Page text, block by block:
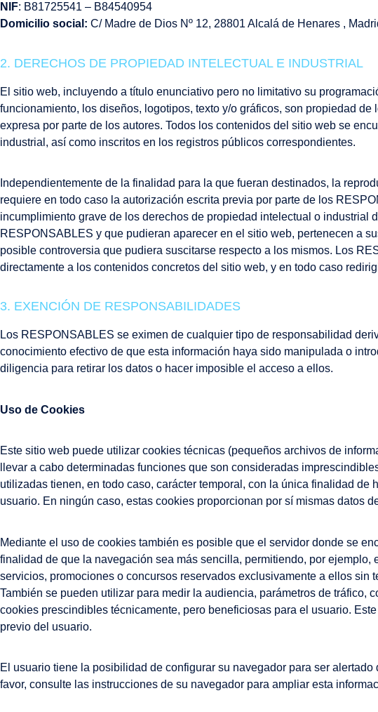
NIF: B81725541 – B84540954
Domicilio social: C/ Madre de Dios Nº 12, 28801 Alcalá de Henares ,
2. DERECHOS DE PROPIEDAD INTELECTUAL E INDUSTRIAL
El sitio web, incluyendo a título enunciativo pero no limitativo su
funcionamiento, los diseños, logotipos, texto y/o gráficos, son propiedad
expresa por parte de los autores. Todos los contenidos del sitio web se
industrial, así como inscritos en los registros públicos correspondientes.
Independientemente de la finalidad para la que fueran destinados, la
requiere en todo caso la autorización escrita previa por parte de los
incumplimiento grave de los derechos de propiedad intelectual o industrial
RESPONSABLES y que pudieran aparecer en el sitio web, pertenecen a
posible controversia que pudiera suscitarse respecto a los mismos. Los
directamente a los contenidos concretos del sitio web, y en todo caso
3. EXENCIÓN DE RESPONSABILIDADES
Los RESPONSABLES se eximen de cualquier tipo de responsabilidad
conocimiento efectivo de que esta información haya sido manipulada o
diligencia para retirar los datos o hacer imposible el acceso a ellos.
Uso de Cookies
Este sitio web puede utilizar cookies técnicas (pequeños archivos de
llevar a cabo determinadas funciones que son consideradas
utilizadas tienen, en todo caso, carácter temporal, con la única finalidad
usuario. En ningún caso, estas cookies proporcionan por sí mismas datos
Mediante el uso de cookies también es posible que el servidor donde se
finalidad de que la navegación sea más sencilla, permitiendo, por
servicios, promociones o concursos reservados exclusivamente a ellos sin
También se pueden utilizar para medir la audiencia, parámetros de tráfico,
cookies prescindibles técnicamente, pero beneficiosas para el usuario.
previo del usuario.
El usuario tiene la posibilidad de configurar su navegador para ser
favor, consulte las instrucciones de su navegador para ampliar esta